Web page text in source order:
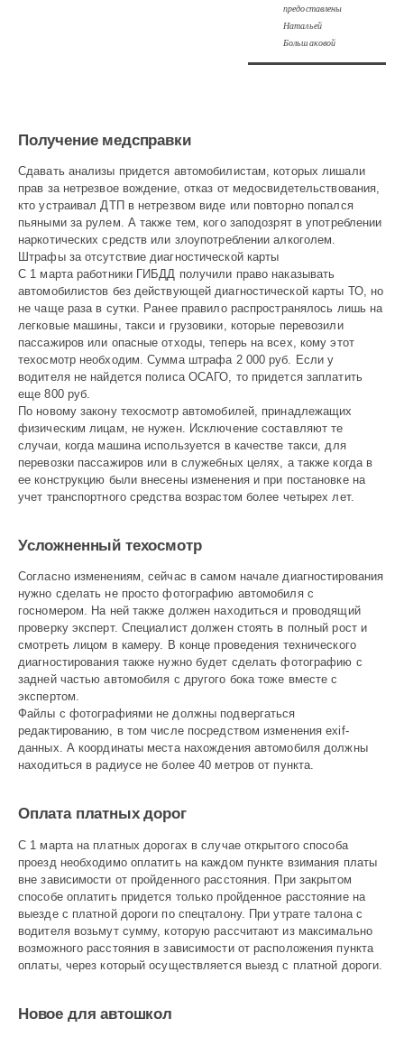
предоставлены
Натальей
Большаковой
Получение медсправки
Сдавать анализы придется автомобилистам, которых лишали
прав за нетрезвое вождение, отказ от медосвидетельствования,
кто устраи­вал ДТП в нетрезвом виде или повторно попался
пьяными за рулем. А также тем, кого заподозрят в употреблении
наркотических средств или злоупотреблении алкоголем.
Штрафы за отсутствие диагностической карты
С 1 марта работники ГИБДД получили право наказывать
автомобилистов без действующей диагностической карты ТО, но
не чаще раза в сутки. Ранее правило распространялось лишь на
легковые машины, такси и грузовики, которые перевозили
пассажиров или опасные отходы, теперь на всех, кому этот
техосмотр необходим. Сумма штрафа 2 000 руб. Если у
водителя не найдется полиса ОСАГО, то придется заплатить
еще 800 руб.
По новому закону тех­осмотр автомобилей, принадлежащих
физическим лицам, не нужен. Исключение составляют те
случаи, когда машина используется в качестве такси, для
перевозки пассажиров или в служебных целях, а также когда в
ее конструкцию были внесены изменения и при постановке на
учет транспортного средства возрастом более четырех лет.
Усложненный техосмотр
Согласно изменениям, сейчас в самом начале диагностирования
нужно сделать не просто фотографию автомобиля с
госномером. На ней также должен находиться и проводящий
проверку эксперт. Специалист должен стоять в полный рост и
смотреть лицом в камеру. В конце проведения технического
диагностирования также нужно будет сделать фотографию с
задней частью автомобиля с другого бока тоже вместе с
экспертом.
Файлы с фотографиями не должны подвергаться
редактированию, в том числе посредством изменения exif-
данных. А координаты места нахождения автомобиля должны
находиться в радиусе не более 40 метров от пункта.
Оплата платных дорог
С 1 марта на платных дорогах в случае открытого способа
проезд необходимо оплатить на каждом пунк­те взимания платы
вне зависимости от пройденного расстояния. При закрытом
способе оплатить придется только пройденное расстояние на
выезде с платной дороги по спецталону. При утрате талона с
водителя возьмут сумму, которую рассчитают из максимально
возможного расстояния в зависимости от расположения пункта
оплаты, через который осуществляется выезд с платной дороги.
Новое для автошкол